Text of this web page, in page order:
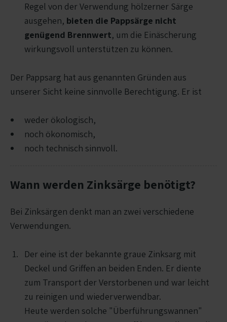
Regel von der Verwendung hölzerner Särge
ausgehen, bieten die Pappsärge nicht
genügend Brennwert, um die Einäscherung
wirkungsvoll unterstützen zu können.
Der Pappsarg hat aus genannten Gründen aus
unserer Sicht keine sinnvolle Berechtigung. Er ist
weder ökologisch,
noch ökonomisch,
noch technisch sinnvoll.
Wann werden Zinksärge benötigt?
Bei Zinksärgen denkt man an zwei verschiedene
Verwendungen.
Der eine ist der bekannte graue Zinksarg mit
Deckel und Griffen an beiden Enden. Er diente
zum Transport der Verstorbenen und war leicht
zu reinigen und wiederverwendbar.
Heute werden solche "Überführungswannen"